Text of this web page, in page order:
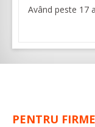
Având peste 17
PENTRU